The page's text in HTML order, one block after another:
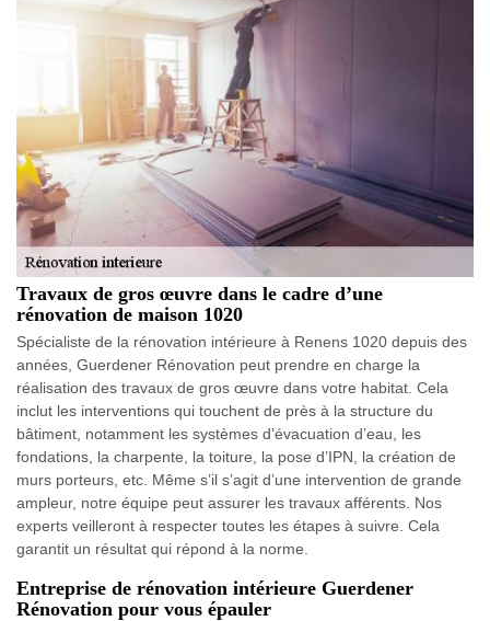
Travaux de gros œuvre dans le cadre d’une
rénovation de maison 1020
Spécialiste de la rénovation intérieure à Renens 1020 depuis des
années, Guerdener Rénovation peut prendre en charge la
réalisation des travaux de gros œuvre dans votre habitat. Cela
inclut les interventions qui touchent de près à la structure du
bâtiment, notamment les systèmes d’évacuation d’eau, les
fondations, la charpente, la toiture, la pose d’IPN, la création de
murs porteurs, etc. Même s’il s’agit d’une intervention de grande
ampleur, notre équipe peut assurer les travaux afférents. Nos
experts veilleront à respecter toutes les étapes à suivre. Cela
garantit un résultat qui répond à la norme.
Entreprise de rénovation intérieure Guerdener
Rénovation pour vous épauler